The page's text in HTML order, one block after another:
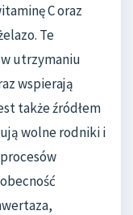
C oraz
Te
utrzymaniu
wspierają
także źródłem
wolne rodniki i